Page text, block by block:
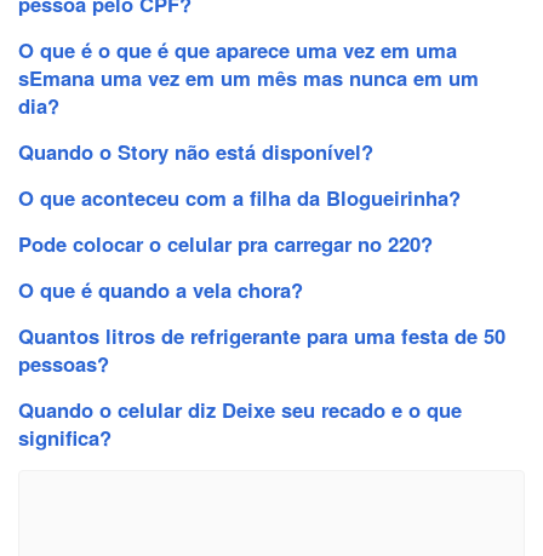
O que é o que é que aparece uma vez em uma
sEmana uma vez em um mês mas nunca em um
dia?
Quando o Story não está disponível?
O que aconteceu com a filha da Blogueirinha?
Pode colocar o celular pra carregar no 220?
O que é quando a vela chora?
Quantos litros de refrigerante para uma festa de 50
pessoas?
Quando o celular diz Deixe seu recado e o que
significa?